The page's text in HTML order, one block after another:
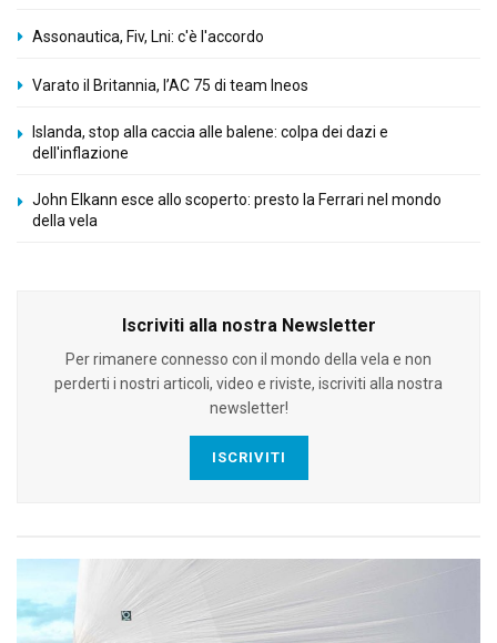
Assonautica, Fiv, Lni: c'è l'accordo
Varato il Britannia, l’AC 75 di team Ineos
Islanda, stop alla caccia alle balene: colpa dei dazi e
dell'inflazione
John Elkann esce allo scoperto: presto la Ferrari nel mondo
della vela
Iscriviti alla nostra Newsletter
Per rimanere connesso con il mondo della vela e non
perderti i nostri articoli, video e riviste, iscriviti alla nostra
newsletter!
ISCRIVITI